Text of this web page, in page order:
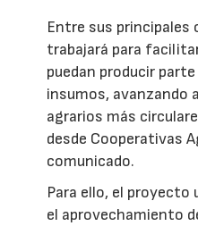
Entre sus principales
trabajará para
puedan producir
insumos, avanzando
agrarios más
desde Cooperativas
comunicado.
Para ello, el proyecto
el aprovechamiento